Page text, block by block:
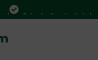
Online bei Ihrer Apotheke bestellen